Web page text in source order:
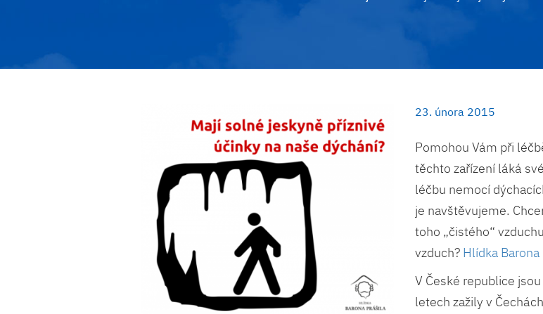
23. února 2015
Pomohou Vám při
těchto zařízení láká
léčbu nemocí
je navštěvujeme.
toho „čistého“
vzduch? Hlídka
V České republice
letech zažily v